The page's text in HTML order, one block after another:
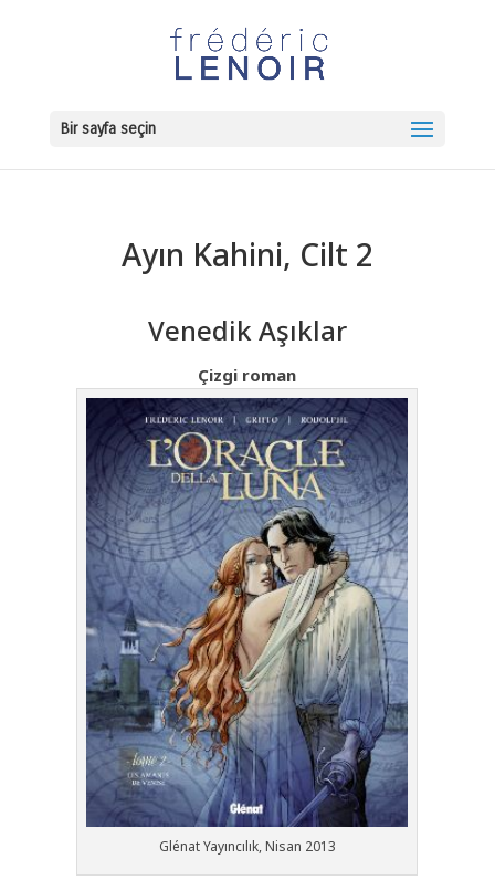
Bir sayfa seçin
Ayın Kahini, Cilt 2
Venedik Aşıklar
Çizgi roman
Glénat Yayıncılık, Nisan 2013